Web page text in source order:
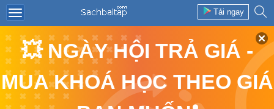
Tải ngay
💥 NGÀY HỘI TRẢ GIÁ -
MUA KHOÁ HỌC THEO GIÁ